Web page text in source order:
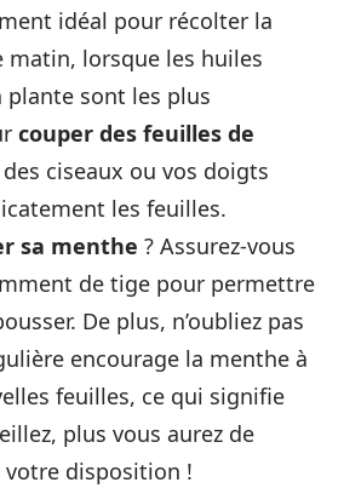
idéal pour récolter la
lorsque les huiles
plante sont les plus
couper des feuilles de
ciseaux ou vos doigts
les feuilles.
sa menthe ? Assurez-vous
de tige pour permettre
De plus, n’oubliez pas
encourage la menthe à
feuilles, ce qui signifie
plus vous aurez de
disposition !